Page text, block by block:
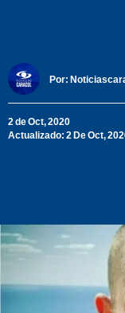
Por:
2 de Oct, 2020
Actualizado: 2 De Oct,